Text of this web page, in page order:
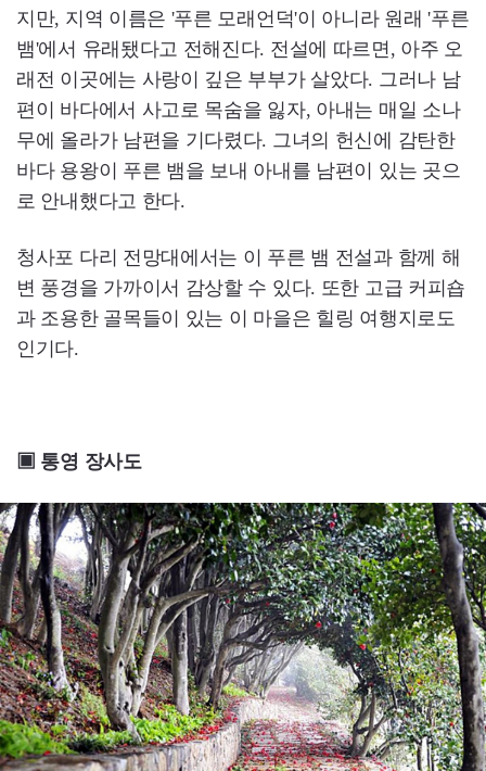
지만, 지역 이름은 '푸른 모래언덕'이 아니라 원래 '푸른
뱀'에서 유래됐다고 전해진다. 전설에 따르면, 아주 오
래전 이곳에는 사랑이 깊은 부부가 살았다. 그러나 남
편이 바다에서 사고로 목숨을 잃자, 아내는 매일 소나
무에 올라가 남편을 기다렸다. 그녀의 헌신에 감탄한
바다 용왕이 푸른 뱀을 보내 아내를 남편이 있는 곳으
로 안내했다고 한다.
청사포 다리 전망대에서는 이 푸른 뱀 전설과 함께 해
변 풍경을 가까이서 감상할 수 있다. 또한 고급 커피숍
과 조용한 골목들이 있는 이 마을은 힐링 여행지로도
인기다.
▣ 통영 장사도